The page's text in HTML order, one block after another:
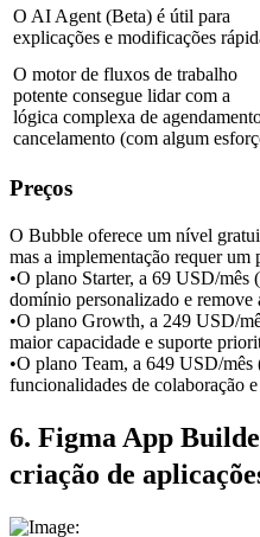
O AI Agent (Beta) é útil para
explicações e modificações
O motor de fluxos de trabalho
potente consegue lidar com a
lógica complexa de
cancelamento (com algum
Preços
O Bubble oferece um nível
mas a implementação requer um
•O plano Starter, a 69 USD/mês
domínio personalizado e remove
•O plano Growth, a 249 USD/
maior capacidade e suporte
•O plano Team, a 649 USD/
funcionalidades de colaboração
6. Figma App
criação de